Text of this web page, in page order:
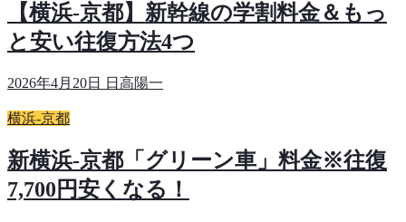
【横浜-京都】新幹線の学割料金＆もっ
と安い往復方法4つ
2026年4月20日 日高陽一
横浜-京都
新横浜-京都「グリーン車」料金※往復
7,700円安くなる！